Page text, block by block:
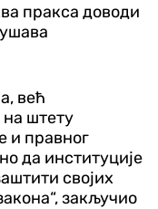
пракса доводи
већ
на штету
и правног
да институције
својих
закључио